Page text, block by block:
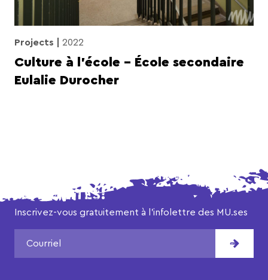
Projects 2022
Culture à l’école – École secondaire
Eulalie Durocher
NE MANQUEZ AUCUNE DE NOS
ACTUALITÉS!
Inscrivez-vous gratuitement à l’infolettre des MU.ses